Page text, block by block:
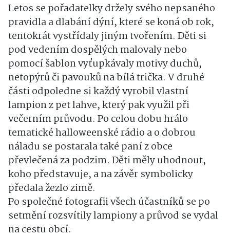
Letos se pořadatelky držely svého nepsaného
pravidla a dlabání dýní, které se koná ob rok,
tentokrát vystřídaly jiným tvořením. Děti si
pod vedením dospělých malovaly nebo
pomocí šablon vyťupkávaly motivy duchů,
netopýrů či pavouků na bílá trička. V druhé
části odpoledne si každý vyrobil vlastní
lampion z pet lahve, který pak využil při
večerním průvodu. Po celou dobu hrálo
tematické halloweenské rádio a o dobrou
náladu se postarala také paní z obce
převlečená za podzim. Děti měly uhodnout,
koho představuje, a na závěr symbolicky
předala žezlo zimě.
Po společné fotografii všech účastníků se po
setmění rozsvítily lampiony a průvod se vydal
na cestu obcí.